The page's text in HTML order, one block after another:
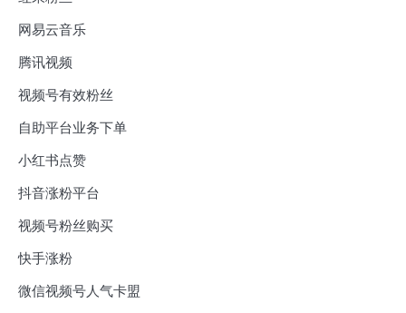
网易云音乐
腾讯视频
视频号有效粉丝
自助平台业务下单
小红书点赞
抖音涨粉平台
视频号粉丝购买
快手涨粉
微信视频号人气卡盟